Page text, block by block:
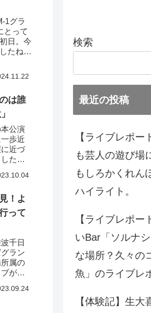
1グラ
とって
日。今
たね
は誰
公演
歩近
近づ
た。
！よ
って
千日
ラン
属の
が開
検索
最近の投稿
【ライブレポ
も芸人の遊び場
もしろかくれん
ハイライト。
【ライブレポ
いBar「ソルナ
な場所？久々の
魚」のライブレ
【体験記】生大